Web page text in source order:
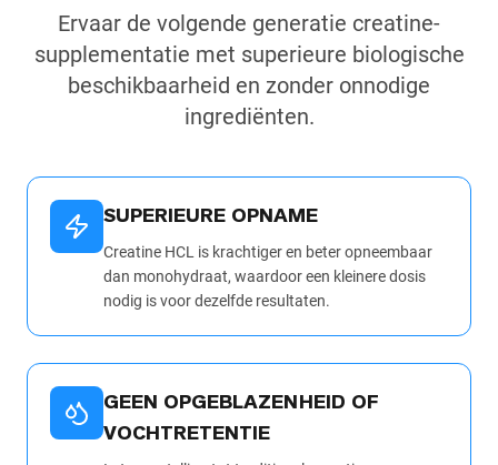
Ervaar de volgende generatie creatine-
supplementatie met superieure biologische
beschikbaarheid en zonder onnodige
ingrediënten.
SUPERIEURE OPNAME
Creatine HCL is krachtiger en beter opneembaar
dan monohydraat, waardoor een kleinere dosis
nodig is voor dezelfde resultaten.
GEEN OPGEBLAZENHEID OF
VOCHTRETENTIE